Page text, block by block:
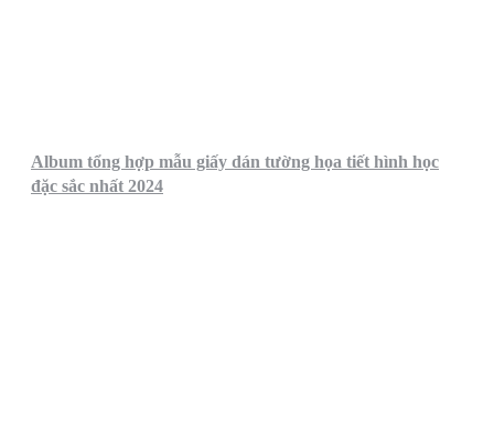
Album tổng hợp mẫu giấy dán tường họa tiết hình học
đặc sắc nhất 2024